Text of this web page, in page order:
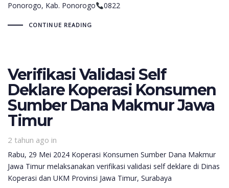
Ponorogo, Kab. Ponorogo
0822
CONTINUE READING
Verifikasi Validasi Self
Deklare Koperasi Konsumen
Sumber Dana Makmur Jawa
Timur
2 tahun ago in
Rabu, 29 Mei 2024 Koperasi Konsumen Sumber Dana Makmur
Jawa Timur melaksanakan verifikasi validasi self deklare di Dinas
Koperasi dan UKM Provinsi Jawa Timur, Surabaya